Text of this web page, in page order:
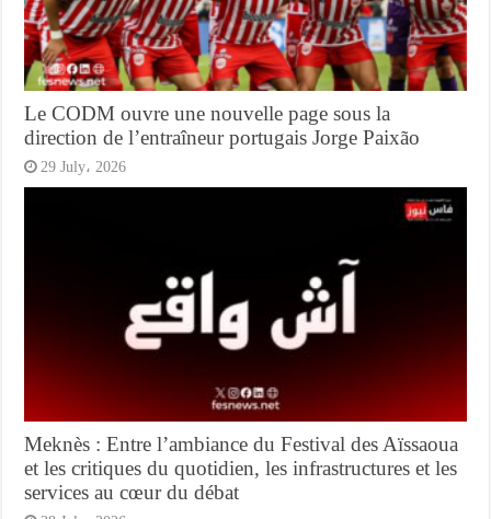
Le CODM ouvre une nouvelle page sous la
direction de l’entraîneur portugais Jorge Paixão
29 July، 2026
Meknès : Entre l’ambiance du Festival des Aïssaoua
et les critiques du quotidien, les infrastructures et les
services au cœur du débat